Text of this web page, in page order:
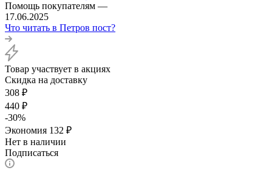
Помощь покупателям —
17.06.2025
Что читать в Петров пост?
Товар участвует в акциях
Скидка на доставку
308 ₽
440 ₽
-30%
Экономия 132 ₽
Нет в наличии
Подписаться